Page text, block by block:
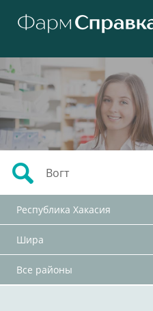
Республика Хакасия
Шира
Все районы